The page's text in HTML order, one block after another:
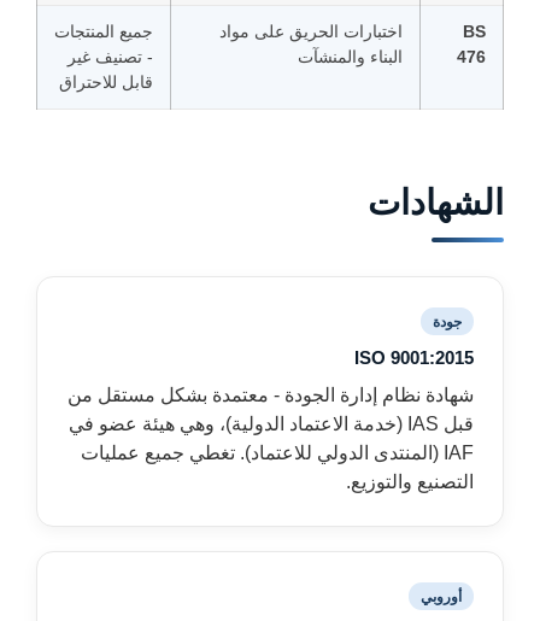
476
اختبارات الحريق على مواد
البناء والمنشآت
جميع المنتجات
- تصنيف غير
قابل للاحتراق
الشهادات
جودة
ISO 9001:2015
شهادة نظام إدارة الجودة - معتمدة بشكل مستقل من
قبل IAS (خدمة الاعتماد الدولية)، وهي هيئة عضو في
IAF (المنتدى الدولي للاعتماد). تغطي جميع عمليات
التصنيع والتوزيع.
أوروبي